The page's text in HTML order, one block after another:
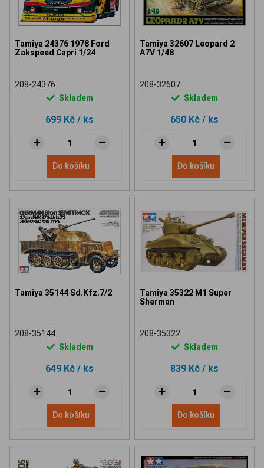
Tamiya 24376 1978 Ford
Zakspeed Capri 1/24
208-24376
Skladem
699 Kč / ks
Do košíku
Tamiya 32607 Leopard 2
A7V 1/48
208-32607
Skladem
650 Kč / ks
Do košíku
Tamiya 35144 Sd.Kfz.7/2
208-35144
Skladem
649 Kč / ks
Do košíku
Tamiya 35322 M1 Super
Sherman
208-35322
Skladem
839 Kč / ks
Do košíku